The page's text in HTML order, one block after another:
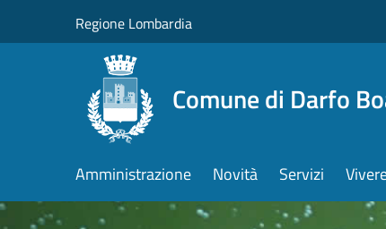
Regione Lombardia
Comune di Darfo
Amministrazione Novità Servizi